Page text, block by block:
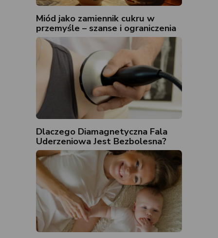
Miód jako zamiennik cukru w
przemyśle – szanse i ograniczenia
Dlaczego Diamagnetyczna Fala
Uderzeniowa Jest Bezbolesna?